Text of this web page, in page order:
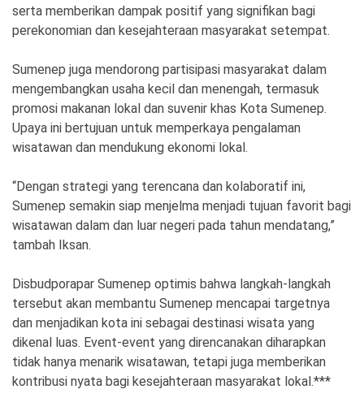
serta memberikan dampak positif yang signifikan bagi
perekonomian dan kesejahteraan masyarakat setempat.
Sumenep juga mendorong partisipasi masyarakat dalam
mengembangkan usaha kecil dan menengah, termasuk
promosi makanan lokal dan suvenir khas Kota Sumenep.
Upaya ini bertujuan untuk memperkaya pengalaman
wisatawan dan mendukung ekonomi lokal.
“Dengan strategi yang terencana dan kolaboratif ini,
Sumenep semakin siap menjelma menjadi tujuan favorit bagi
wisatawan dalam dan luar negeri pada tahun mendatang,”
tambah Iksan.
Disbudporapar Sumenep optimis bahwa langkah-langkah
tersebut akan membantu Sumenep mencapai targetnya
dan menjadikan kota ini sebagai destinasi wisata yang
dikenal luas. Event-event yang direncanakan diharapkan
tidak hanya menarik wisatawan, tetapi juga memberikan
kontribusi nyata bagi kesejahteraan masyarakat lokal.***